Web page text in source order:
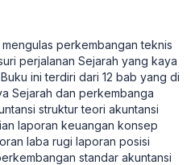
perkembangan teknis
perjalanan Sejarah yang kaya
ini terdiri dari 12 bab yang di
Sejarah dan perkembanga
struktur teori akuntansi
laporan keuangan konsep
laba rugi laporan posisi
standar akuntansi